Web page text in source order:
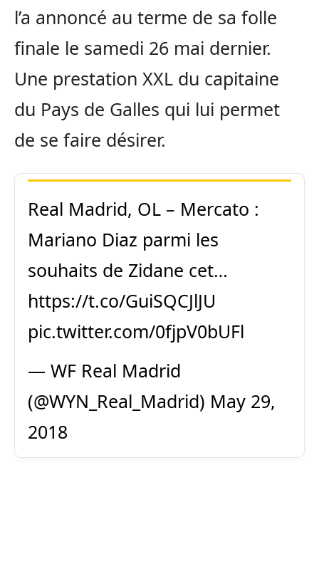
l’a annoncé au terme de sa folle
finale le samedi 26 mai dernier.
Une prestation XXL du capitaine
du Pays de Galles qui lui permet
de se faire désirer.
Real Madrid, OL – Mercato :
Mariano Diaz parmi les
souhaits de Zidane cet…
https://t.co/GuiSQCJlJU
pic.twitter.com/0fjpV0bUFl
— WF Real Madrid
(@WYN_Real_Madrid) May 29,
2018